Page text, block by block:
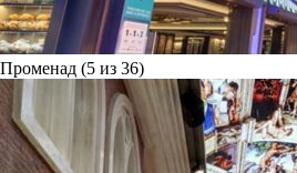
Променад (5 из 36)